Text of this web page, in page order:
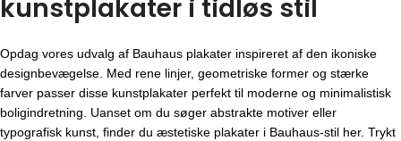
kunstplakater i tidløs stil
Opdag vores udvalg af Bauhaus plakater inspireret af den ikoniske
designbevægelse. Med rene linjer, geometriske former og stærke
farver passer disse kunstplakater perfekt til moderne og minimalistisk
boligindretning. Uanset om du søger abstrakte motiver eller
typografisk kunst, finder du æstetiske plakater i Bauhaus-stil her. Trykt